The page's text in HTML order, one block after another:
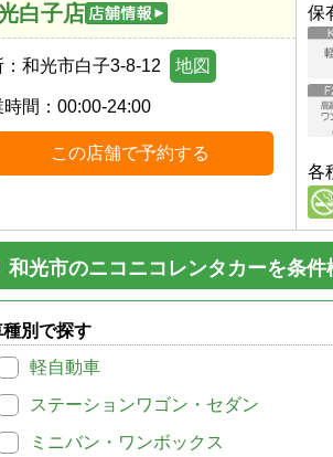
白子店
和光市白子3-8-12 地図
間： 00:00-24:00
この店舗で予約する
保
各
和光市のニコニコレンタカーを条件
種別で探す
軽自動車
ステーションワゴン・セダン
ミニバン・ワンボックス